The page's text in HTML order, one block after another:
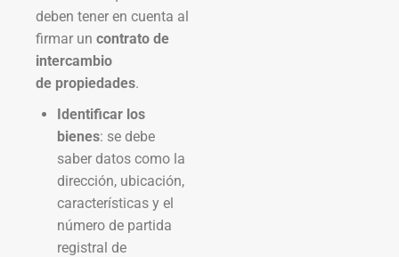
deben tener en cuenta al
firmar un contrato de
intercambio
de propiedades.
Identificar los
bienes: se debe
saber datos como la
dirección, ubicación,
características y el
número de partida
registral de